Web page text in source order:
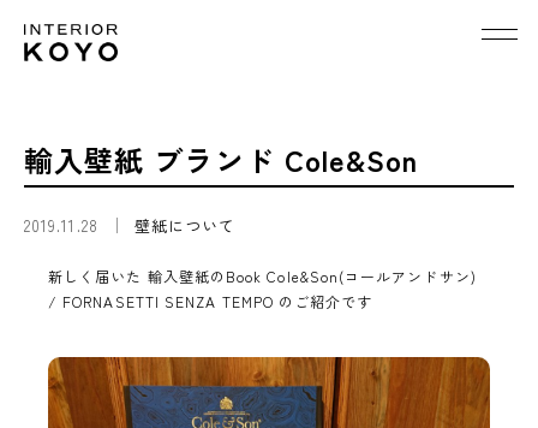
輸入壁紙 ブランド Cole&Son
2019.11.28 壁紙について
新しく届いた 輸入壁紙のBook Cole&Son(コールアンドサン)
/ FORNASETTI SENZA TEMPO のご紹介です